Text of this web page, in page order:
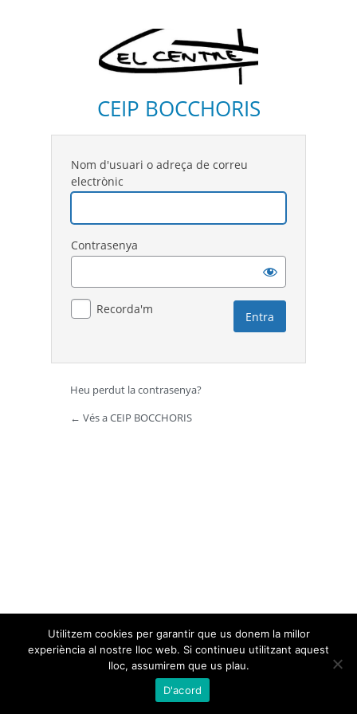
CEIP BOCCHORIS
Nom d'usuari o adreça de correu
electrònic
Contrasenya
Recorda'm
Heu perdut la contrasenya?
← Vés a CEIP BOCCHORIS
Utilitzem cookies per garantir que us donem la millor
experiència al nostre lloc web. Si continueu utilitzant aquest
lloc, assumirem que us plau.
D'acord